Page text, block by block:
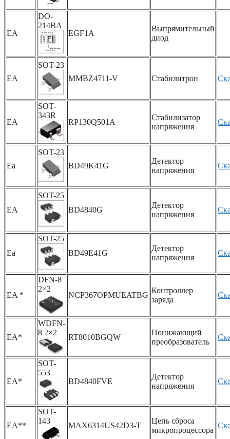
EA
DO-
214BA
EGF1A
Выпрямительный
диод
EA
SOT-23
MMBZ4711-V
Стабилитрон
EA
SOT-
343R
RP130Q501A
Стабилизатор
напряжения
Ea
SOT-23
BD49K41G
Детектор
напряжения
EA
SOT-25
BD4840G
Детектор
напряжения
Ea
SOT-25
BD49E41G
Детектор
напряжения
EA *
DFN-8
2×2
NCP367OPMUEATBG
Контроллер
заряда
EA*
WDFN-
8 2×2
RT8010BGQW
Понижающий
преобразователь
EA*
SOT-
553
BD4840FVE
Детектор
напряжения
EA**
SOT-
143
MAX6314US42D3-T
Цепь сброса
микропроцессора